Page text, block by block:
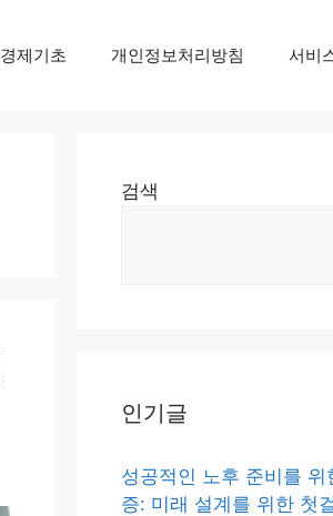
경제기초 개인정보처리방침 서비
검색
인기글
성공적인 노후 준비를 위
증: 미래 설계를 위한 첫